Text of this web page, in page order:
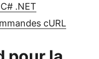
.NET
cURL